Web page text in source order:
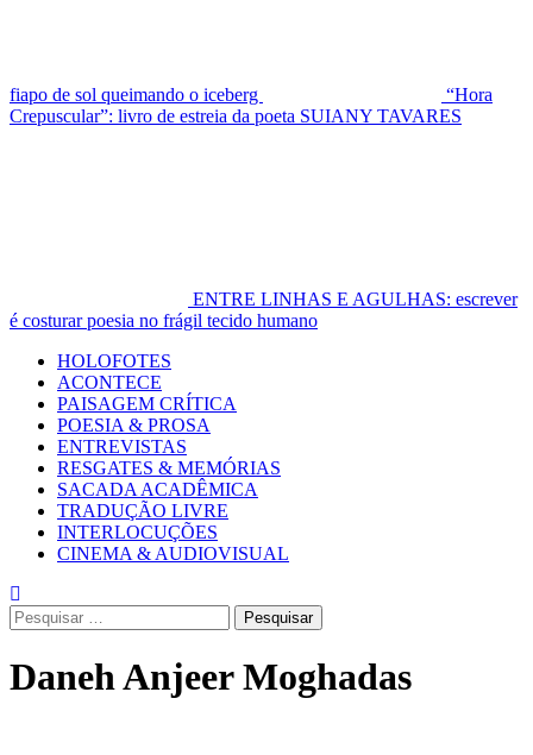
fiapo de sol queimando o iceberg
“Hora
Crepuscular”: livro de estreia da poeta SUIANY TAVARES
ENTRE LINHAS E AGULHAS: escrever
é costurar poesia no frágil tecido humano
Primary
Menu
HOLOFOTES
ACONTECE
PAISAGEM CRÍTICA
POESIA & PROSA
ENTREVISTAS
RESGATES & MEMÓRIAS
SACADA ACADÊMICA
TRADUÇÃO LIVRE
INTERLOCUÇÕES
CINEMA & AUDIOVISUAL
Pesquisar
por:
Daneh Anjeer Moghadas